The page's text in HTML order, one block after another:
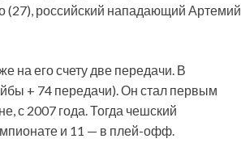
(27), российский нападающий Артемий
на его счету две передачи. В
+ 74 передачи). Он стал первым
с 2007 года. Тогда чешский
и 11 — в плей-офф.